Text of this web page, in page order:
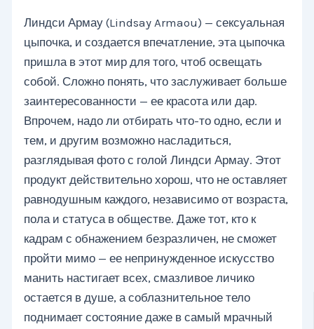
Линдси Армау (Lindsay Armaou) — сексуальная
цыпочка, и создается впечатление, эта цыпочка
пришла в этот мир для того, чтоб освещать
собой. Сложно понять, что заслуживает больше
заинтересованности — ее красота или дар.
Впрочем, надо ли отбирать что-то одно, если и
тем, и другим возможно насладиться,
разглядывая фото с голой Линдси Армау. Этот
продукт действительно хорош, что не оставляет
равнодушным каждого, независимо от возраста,
пола и статуса в обществе. Даже тот, кто к
кадрам с обнажением безразличен, не сможет
пройти мимо — ее непринужденное искусство
манить настигает всех, смазливое личико
остается в душе, а соблазнительное тело
поднимает состояние даже в самый мрачный